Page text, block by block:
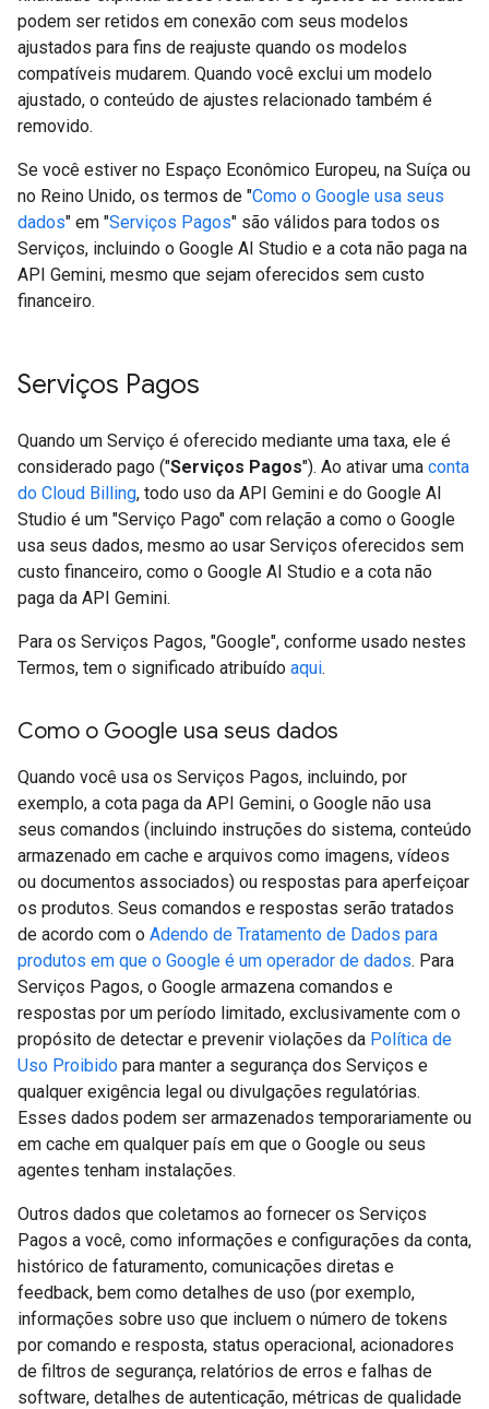
podem ser retidos em conexão com seus modelos
ajustados para fins de reajuste quando os modelos
compatíveis mudarem. Quando você exclui um modelo
ajustado, o conteúdo de ajustes relacionado também é
removido.
Se você estiver no Espaço Econômico Europeu, na Suíça ou
no Reino Unido, os termos de "Como o Google usa seus
dados" em "Serviços Pagos" são válidos para todos os
Serviços, incluindo o Google AI Studio e a cota não paga na
API Gemini, mesmo que sejam oferecidos sem custo
financeiro.
Serviços Pagos
Quando um Serviço é oferecido mediante uma taxa, ele é
considerado pago ("Serviços Pagos"). Ao ativar uma conta
do Cloud Billing, todo uso da API Gemini e do Google AI
Studio é um "Serviço Pago" com relação a como o Google
usa seus dados, mesmo ao usar Serviços oferecidos sem
custo financeiro, como o Google AI Studio e a cota não
paga da API Gemini.
Para os Serviços Pagos, "Google", conforme usado nestes
Termos, tem o significado atribuído aqui.
Como o Google usa seus dados
Quando você usa os Serviços Pagos, incluindo, por
exemplo, a cota paga da API Gemini, o Google não usa
seus comandos (incluindo instruções do sistema, conteúdo
armazenado em cache e arquivos como imagens, vídeos
ou documentos associados) ou respostas para aperfeiçoar
os produtos. Seus comandos e respostas serão tratados
de acordo com o Adendo de Tratamento de Dados para
produtos em que o Google é um operador de dados. Para
Serviços Pagos, o Google armazena comandos e
respostas por um período limitado, exclusivamente com o
propósito de detectar e prevenir violações da Política de
Uso Proibido para manter a segurança dos Serviços e
qualquer exigência legal ou divulgações regulatórias.
Esses dados podem ser armazenados temporariamente ou
em cache em qualquer país em que o Google ou seus
agentes tenham instalações.
Outros dados que coletamos ao fornecer os Serviços
Pagos a você, como informações e configurações da conta,
histórico de faturamento, comunicações diretas e
feedback, bem como detalhes de uso (por exemplo,
informações sobre uso que incluem o número de tokens
por comando e resposta, status operacional, acionadores
de filtros de segurança, relatórios de erros e falhas de
software, detalhes de autenticação, métricas de qualidade